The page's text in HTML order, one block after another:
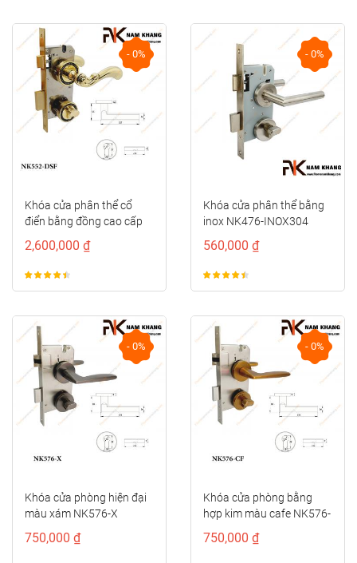
- 0%
Khóa cửa phân thể cổ
điển bằng đồng cao cấp
2,600,000 ₫
- 0%
Khóa cửa phân thể bằng
inox NK476-INOX304
560,000 ₫
- 0%
Khóa cửa phòng hiện đại
màu xám NK576-X
750,000 ₫
- 0%
Khóa cửa phòng bằng
hợp kim màu cafe NK576-
750,000 ₫